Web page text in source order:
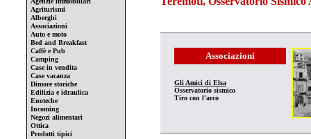
Agriturismi
Alberghi
Associazioni
Auto e moto
Bed and Breakfast
Caffè e Pub
Camping
Case in vendita
Case vacanza
Dimore storiche
Edilizia e idraulica
Enoteche
Incoming
Negozi alimentari
Ottica
Prodotti tipici
Associazioni
Gli Amici di Elsa
Osservatorio sismico
Tiro con l'arco